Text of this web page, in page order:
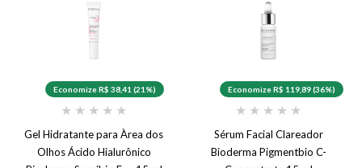
Economize R$ 38,41 (21%)
★ ★ ★ ★ ★
Gel Hidratante para Àrea dos
Olhos Ácido Hialurônico
Economize R$ 119,89 (36%)
★ ★ ★ ★ ★
Sérum Facial Clareador
Bioderma Pigmentbio C-